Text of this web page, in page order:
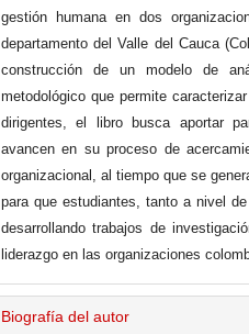
gestión humana en dos
departamento del Valle del Cauca
construcción de un modelo de
metodológico que permite
dirigentes, el libro busca aportar
avancen en su proceso de
organizacional, al tiempo que se
para que estudiantes, tanto a nivel
desarrollando trabajos de
liderazgo en las organizaciones
Biografía del autor